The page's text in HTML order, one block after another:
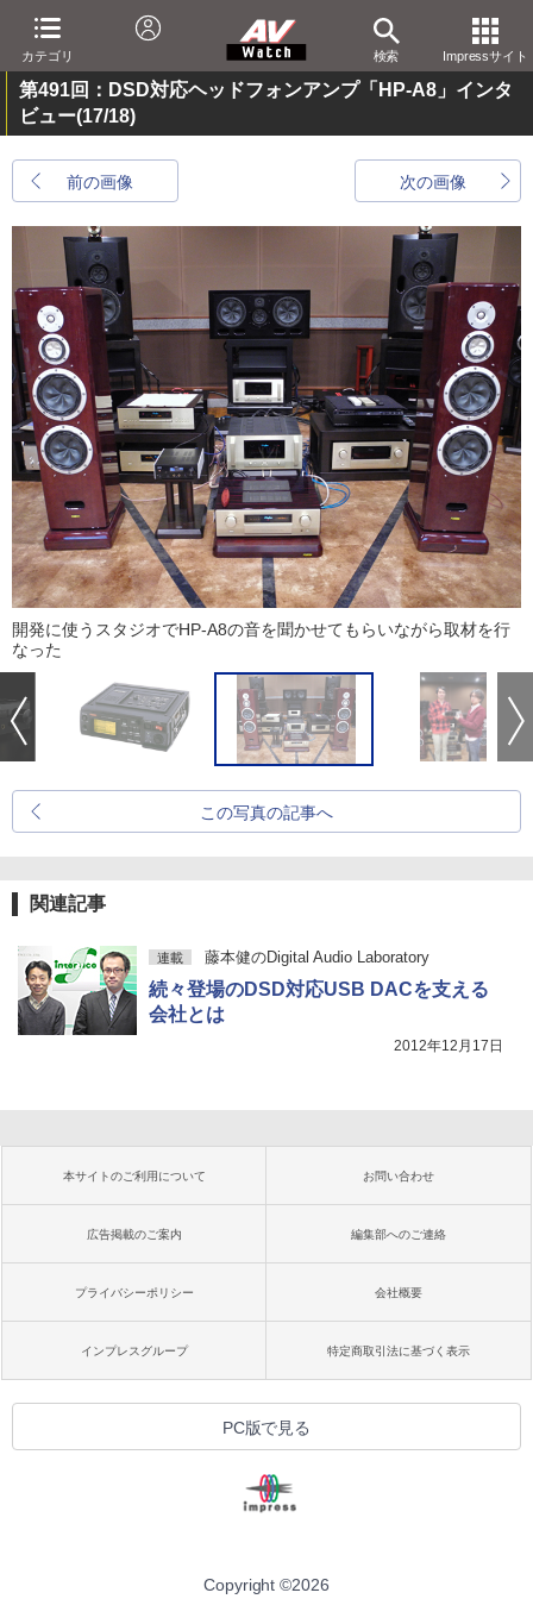
カテゴリ 検索 Impressサイト
第491回：DSD対応ヘッドフォンアンプ「HP-A8」インタ
ビュー(17/18)
前の画像 次の画像
開発に使うスタジオでHP-A8の音を聞かせてもらいながら取材を行
なった
この写真の記事へ
関連記事
連載 藤本健のDigital Audio Laboratory
続々登場のDSD対応USB DACを支える
会社とは
2012年12月17日
本サイトのご利用について お問い合わせ
広告掲載のご案内 編集部へのご連絡
プライバシーポリシー 会社概要
インプレスグループ 特定商取引法に基づく表示
PC版で見る
Copyright ©2026